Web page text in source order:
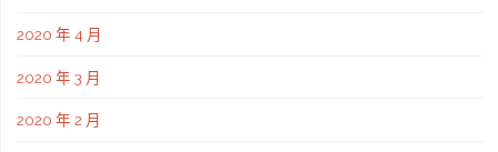
2020 年 4 月
2020 年 3 月
2020 年 2 月